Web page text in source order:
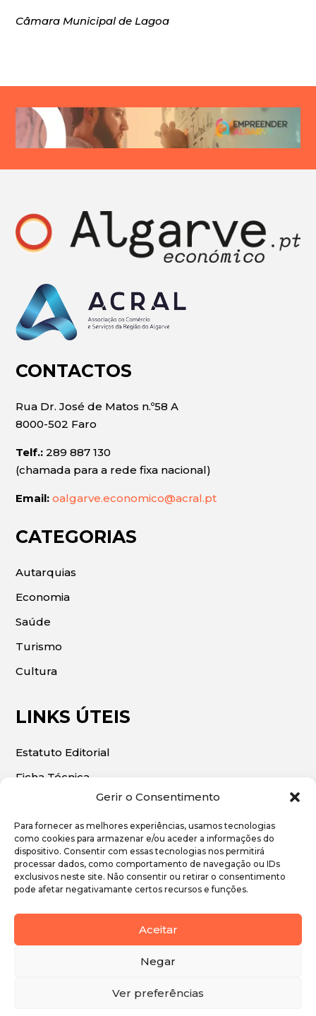
Gerir o Consentimento
Para fornecer as melhores experiências, usamos tecnologias
como cookies para armazenar e/ou aceder a informações do
dispositivo. Consentir com essas tecnologias nos permitirá
processar dados, como comportamento de navegação ou IDs
exclusivos neste site. Não consentir ou retirar o consentimento
pode afetar negativamante certos recursos e funções.
Aceitar
Negar
Ver preferências
Câmara Municipal de Lagoa
CONTACTOS
Rua Dr. José de Matos n.º58 A
8000-502 Faro
Telf.: 289 887 130
(chamada para a rede fixa nacional)
Email: oalgarve.economico@acral.pt
CATEGORIAS
Autarquias
Economia
Saúde
Turismo
Cultura
LINKS ÚTEIS
Estatuto Editorial
Ficha Técnica
© 2026 | O Algarve Económico. Todos os direitos
reservados.